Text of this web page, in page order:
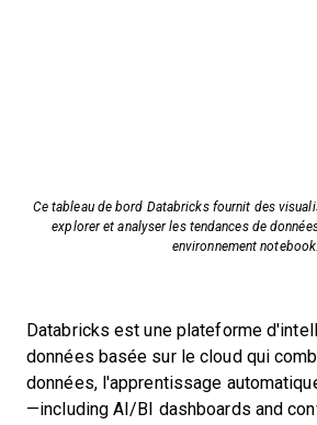
Ce tableau de bord Databricks fournit des
explorer et analyser les tendances de
environnement notebook.
Databricks est une plateforme
données basée sur le cloud qui
données, l'apprentissage
—including AI/BI dashboards and